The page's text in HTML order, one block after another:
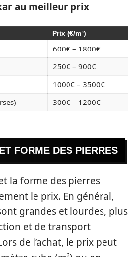
au meilleur prix
Prix (€/m³)
600€ – 1800€
250€ – 900€
1000€ – 3500€
300€ – 1200€
FORME DES PIERRES
la forme des pierres
le prix. En général,
grandes et lourdes, plus
et de transport
de l’achat, le prix peut